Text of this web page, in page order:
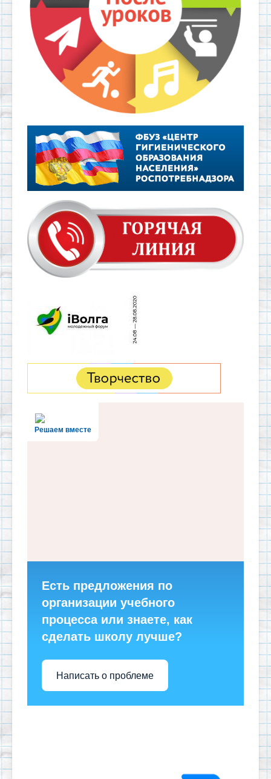
Решаем вместе
Есть предложения по
организации учебного
процесса или знаете, как
сделать школу лучше?
Написать о проблеме